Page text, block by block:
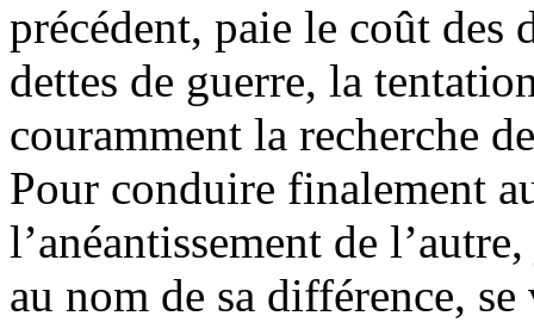
précédent, paie le coût des
dettes de guerre, la
couramment la recherche
Pour conduire finalement
l’anéantissement de
au nom de sa différence,